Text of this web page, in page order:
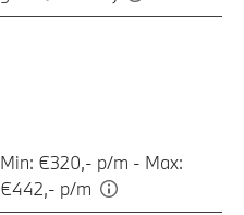
Min: €320,- p/m - Max:
€442,- p/m